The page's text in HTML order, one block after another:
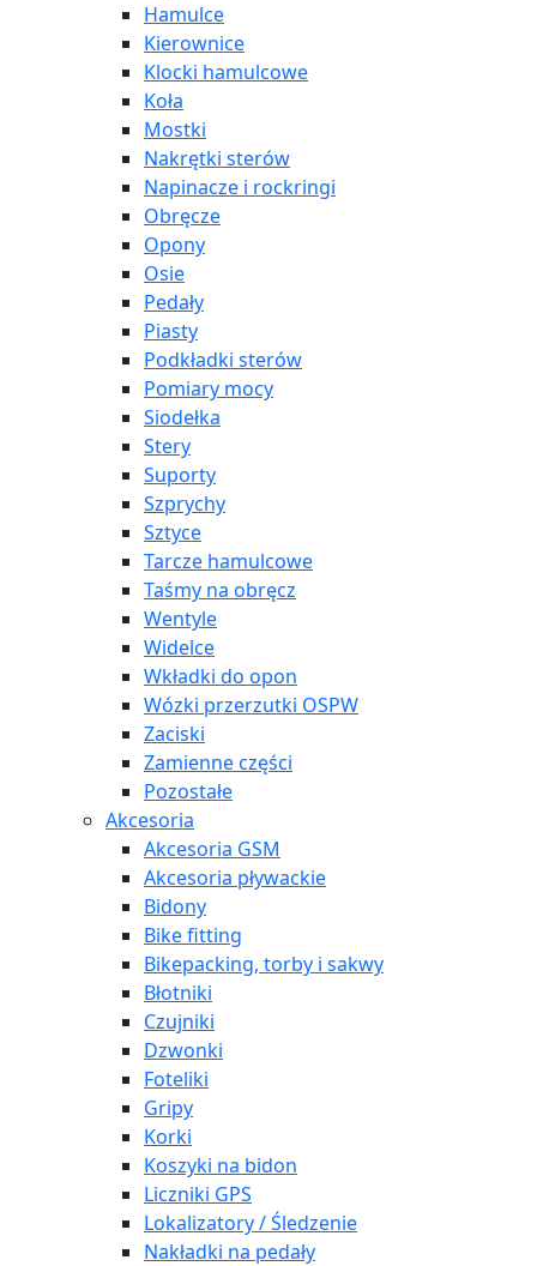
Hamulce
Kierownice
Klocki hamulcowe
Koła
Mostki
Nakrętki sterów
Napinacze i rockringi
Obręcze
Opony
Osie
Pedały
Piasty
Podkładki sterów
Pomiary mocy
Siodełka
Stery
Suporty
Szprychy
Sztyce
Tarcze hamulcowe
Taśmy na obręcz
Wentyle
Widelce
Wkładki do opon
Wózki przerzutki OSPW
Zaciski
Zamienne części
Pozostałe
Akcesoria
Akcesoria GSM
Akcesoria pływackie
Bidony
Bike fitting
Bikepacking, torby i sakwy
Błotniki
Czujniki
Dzwonki
Foteliki
Gripy
Korki
Koszyki na bidon
Liczniki GPS
Lokalizatory / Śledzenie
Nakładki na pedały